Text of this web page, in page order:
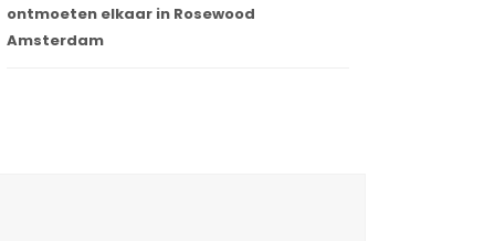
ontmoeten elkaar in Rosewood
Amsterdam